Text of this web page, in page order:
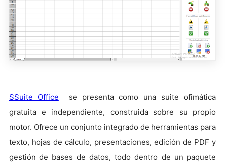
SSuite Office se presenta como una suite ofimática
gratuita e independiente, construida sobre su propio
motor. Ofrece un conjunto integrado de herramientas para
texto, hojas de cálculo, presentaciones, edición de PDF y
gestión de bases de datos, todo dentro de un paquete